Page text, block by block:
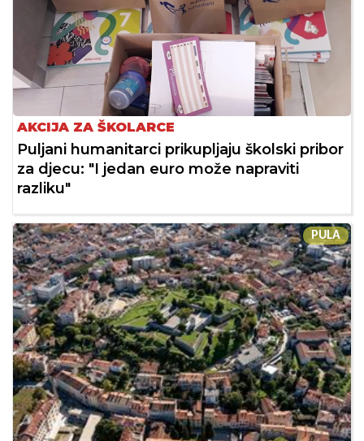
AKCIJA ZA ŠKOLARCE
Puljani humanitarci prikupljaju školski pribor
za djecu: "I jedan euro može napraviti
razliku"
PULA